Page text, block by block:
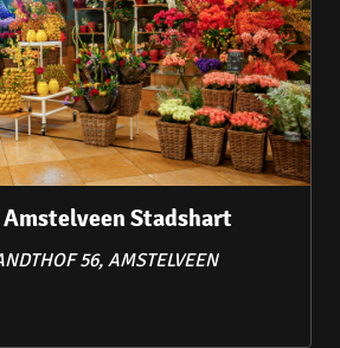
Amstelveen Stadshart
56, AMSTELVEEN